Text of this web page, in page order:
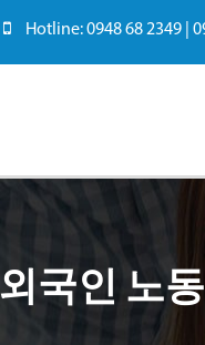
Hotline: 0948 68 2349 |
외국인 노